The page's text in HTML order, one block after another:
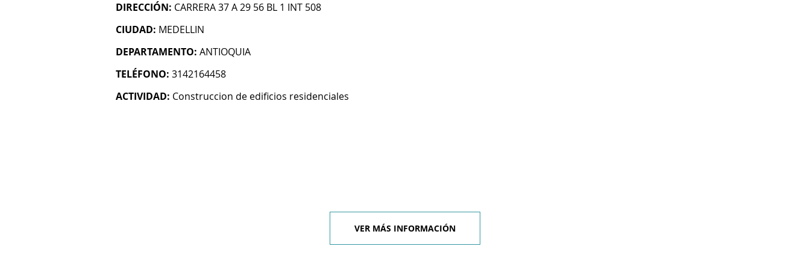
DIRECCIÓN: CARRERA 37 A 29 56 BL 1 INT 508
CIUDAD: MEDELLIN
DEPARTAMENTO: ANTIOQUIA
TELÉFONO: 3142164458
ACTIVIDAD: Construccion de edificios residenciales
VER MÁS INFORMACIÓN